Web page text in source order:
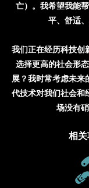
亡）。我希望我能
平、舒适
我们正在经历科技创
选择更高的社会形
展？我时常考虑未来
代技术对我们社会和
场没有硝
相关